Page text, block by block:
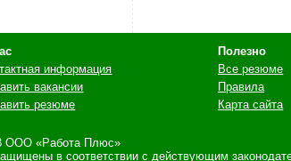
информация
вакансии
резюме
Полезно
Все резюме
Правила
Карта сайта
ООО «Работа Плюс»
в соответствии с действующим